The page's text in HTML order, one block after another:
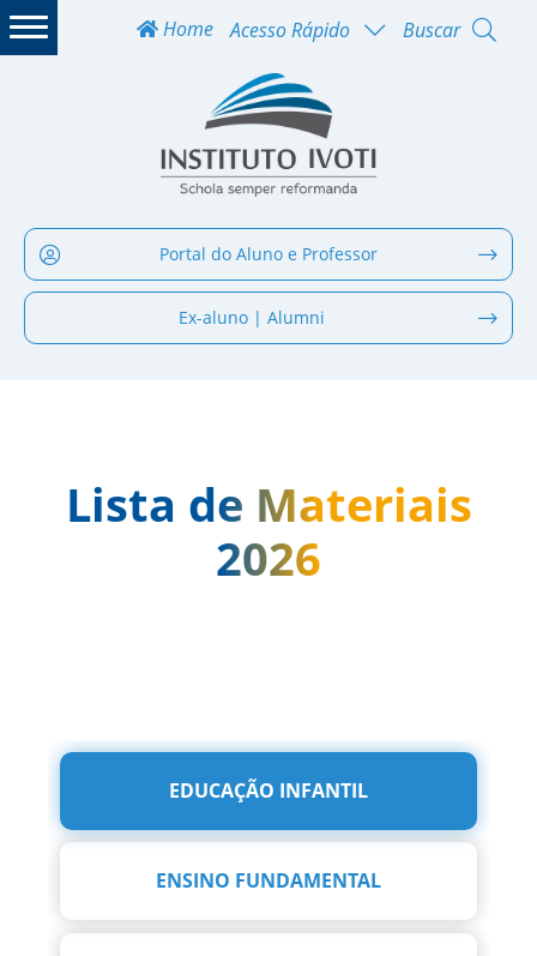
Home Acesso Rápido Buscar
Portal do Aluno e Professor
Ex-aluno | Alumni
Lista de Materiais
2026
EDUCAÇÃO INFANTIL
ENSINO FUNDAMENTAL